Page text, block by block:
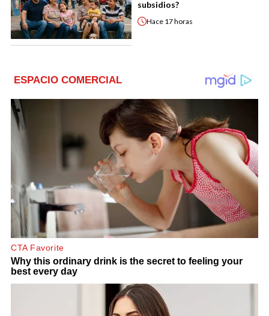
subsidios?
Hace 17 horas